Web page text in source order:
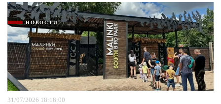
НОВОСТИ
31/07/2026 18:18:00